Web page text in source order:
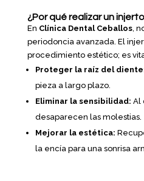
¿Por qué realizar un
En Clínica Dental Ceballos,
periodoncia avanzada. El
procedimiento estético; es
Proteger la raíz del
pieza a largo plazo.
Eliminar la sensibilidad: Al
desaparecen las molestias.
Mejorar la estética:
la encía para una sonrisa